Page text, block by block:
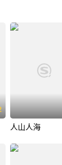
人山人海